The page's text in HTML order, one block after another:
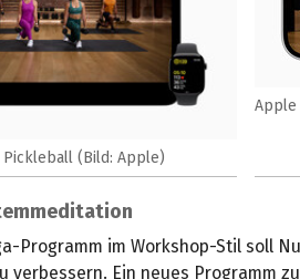
Pickleball (Bild: Apple)
Apple
Programm im Workshop-Stil soll
verbessern. Ein neues Programm